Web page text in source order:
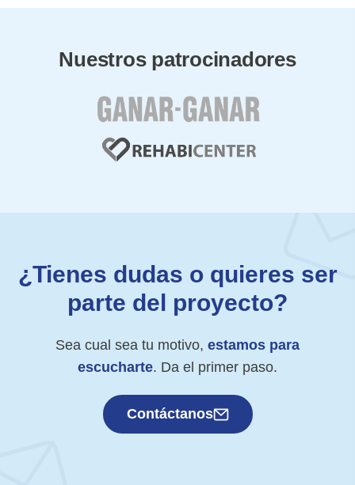
Nuestros patrocinadores
¿Tienes dudas o quieres ser
parte del proyecto?
Sea cual sea tu motivo, estamos para
escucharte. Da el primer paso.
Contáctanos